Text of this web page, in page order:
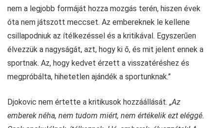
nem a legjobb formáját hozza mozgás terén, hiszen évek
óta nem játszott meccset. Az embereknek le kellene
csillapodniuk az ítélkezéssel és a kritikával. Egyszerűen
élvezzük a nagyságát, azt, hogy ki ő, és mit jelent ennek a
sportnak. Az, hogy kedvet érzett a visszatéréshez és
megpróbálta, hihetetlen ajándék a sportunknak.”
Djokovic nem értette a kritikusok hozzáállását. „Az
emberek néha, nem tudom miért, nem értékelik ezt eléggé.